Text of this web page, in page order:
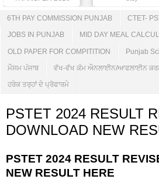
6TH PAY COMMISSION PUNJAB CTET-
JOBS IN PUNJAB MID DAY MEAL
OLD PAPER FOR COMPITITION Punjab
ਮੌਸਮ ਪੰਜਾਬ ਵੱਖ-ਵੱਖ ਕੰਮ ਔਨਲਾਈਨ/ਆਫਲਾਈਨ
ਹਰੇਕ ਤਰ੍ਹਾਂ ਦੇ ਪ੍ਰੋਫਾਰਮੇ
PSTET 2024 RESULT
DOWNLOAD NEW
PSTET 2024 RESULT
NEW RESULT HERE